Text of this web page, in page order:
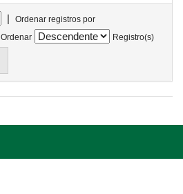
|
Ordenar registros por
Ordenar
Registro(s)